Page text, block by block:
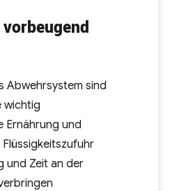
Abwehrsystem sind
wichtig
Ernährung und
und Zeit an der